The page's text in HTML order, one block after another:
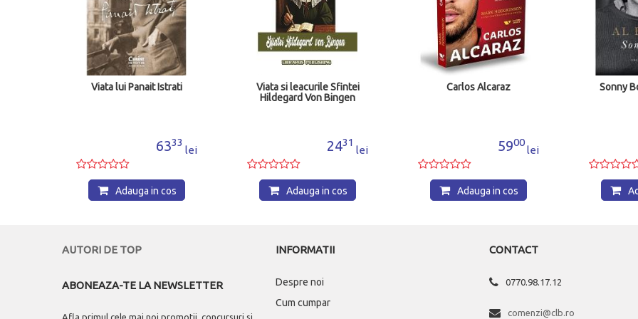
Viata si leacurile Sfintei
2431
lei
Adauga in cos
Carlos Alcaraz
5900
lei
Adauga in cos
Sonny Boy (Hardcover)
9514
lei
Adauga in cos
AUTORI DE TOP
ABONEAZA-TE LA NEWSLETTER
INFORMATII
Despre noi
Cum cumpar
CONTACT
0770.98.17.12
comenzi@clb.ro